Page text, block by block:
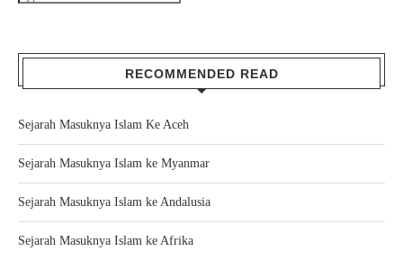
RECOMMENDED READ
Sejarah Masuknya Islam Ke Aceh
Sejarah Masuknya Islam ke Myanmar
Sejarah Masuknya Islam ke Andalusia
Sejarah Masuknya Islam ke Afrika